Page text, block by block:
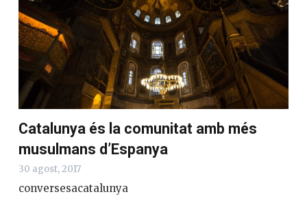
Catalunya és la comunitat amb més
musulmans d’Espanya
30 agost, 2017
conversesacatalunya